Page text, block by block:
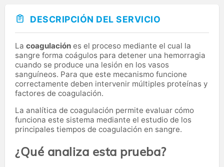
DESCRIPCIÓN DEL SERVICIO
La coagulación es el proceso mediante el cual la
sangre forma coágulos para detener una hemorragia
cuando se produce una lesión en los vasos
sanguíneos. Para que este mecanismo funcione
correctamente deben intervenir múltiples proteínas y
factores de coagulación.
La analítica de coagulación permite evaluar cómo
funciona este sistema mediante el estudio de los
principales tiempos de coagulación en sangre.
¿Qué analiza esta prueba?